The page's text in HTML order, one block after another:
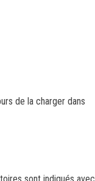
de la charger dans